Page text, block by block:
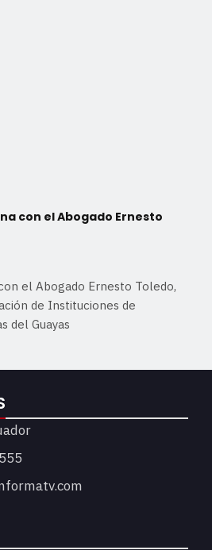
con el Abogado Ernesto
el Abogado Ernesto Toledo,
de Instituciones de
del Guayas